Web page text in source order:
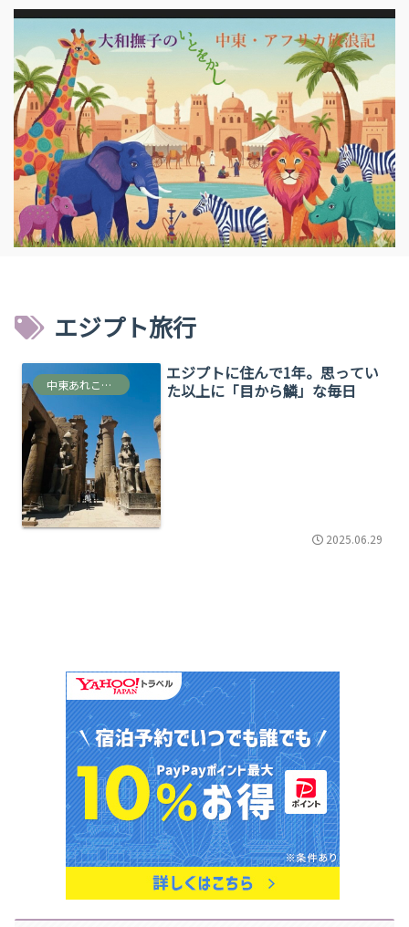
エジプト旅行
中東あれこれ雑多な情報
エジプトに住んで1年。思ってい
た以上に「目から鱗」な毎日
2025.06.29